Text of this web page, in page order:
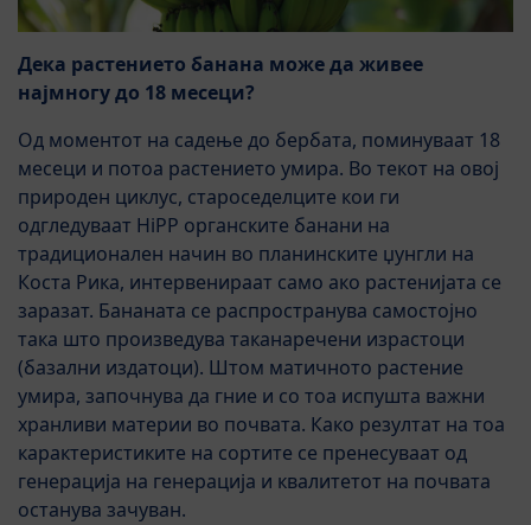
Дека растението банана може да живее
најмногу до 18 месеци?
Од моментот на садење до бербата, поминуваат 18
месеци и потоа растението умира. Во текот на овој
природен циклус, староседелците кои ги
одгледуваат HiPP органските банани на
традиционален начин во планинските џунгли на
Коста Рика, интервенираат само ако растенијата се
заразат. Бананата се распространува самостојно
така што произведува таканаречени израстоци
(базални издатоци). Штом матичното растение
умира, започнува да гние и со тоа испушта важни
хранливи материи во почвата. Како резултат на тоа
карактеристиките на сортите се пренесуваат од
генерација на генерација и квалитетот на почвата
останува зачуван.